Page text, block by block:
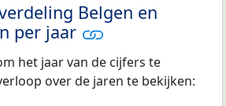
Belgen en
per jaar
het jaar van de cijfers te
over de jaren te bekijken: